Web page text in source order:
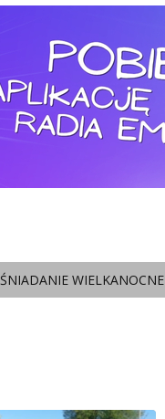
ŚNIADANIE WIELKANOCNE